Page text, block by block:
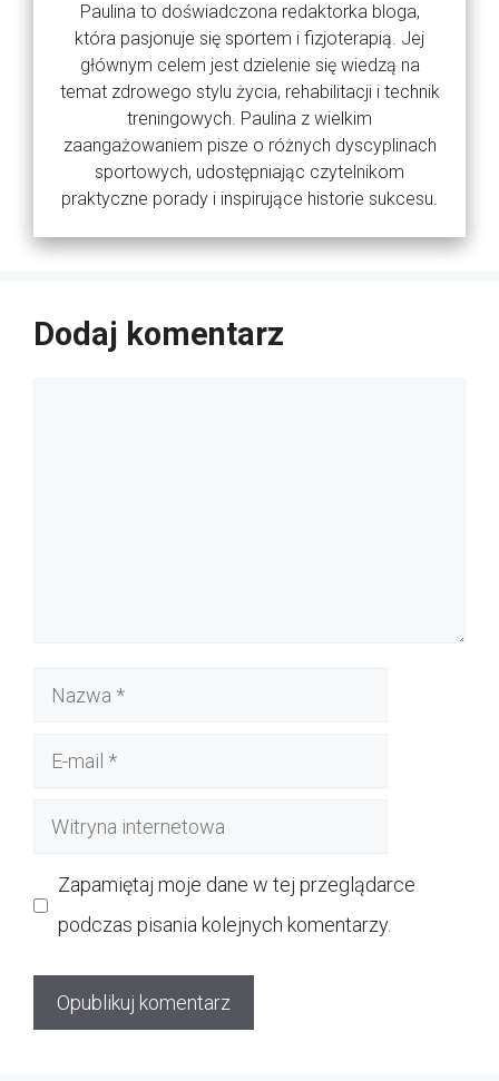
Paulina to doświadczona redaktorka bloga,
która pasjonuje się sportem i fizjoterapią. Jej
głównym celem jest dzielenie się wiedzą na
temat zdrowego stylu życia, rehabilitacji i technik
treningowych. Paulina z wielkim
zaangażowaniem pisze o różnych dyscyplinach
sportowych, udostępniając czytelnikom
praktyczne porady i inspirujące historie sukcesu.
Dodaj komentarz
Nazwa
Witryna
Zapamiętaj moje dane w tej przeglądarce
podczas pisania kolejnych komentarzy.